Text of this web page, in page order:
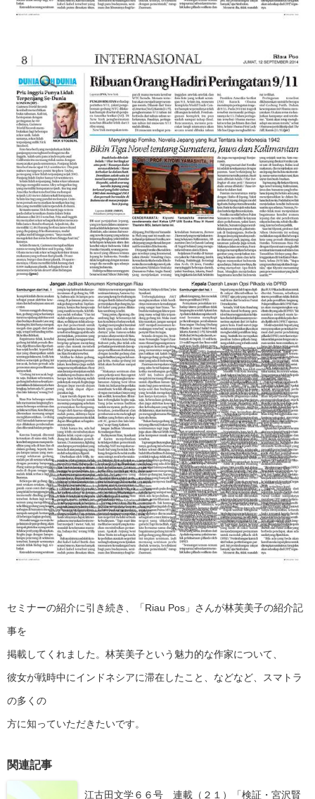
セミナーの紹介に引き続き、「Riau Pos」さんが林芙美子の紹介記
事を
掲載してくれました。林芙美子という魅力的な作家について、
彼女が戦時中にインドネシアに滞在したこと、などなど、スマトラ
の多くの
方に知っていただきたいです。
関連記事
江古田文学６６号 連載（２１）「検証・宮沢賢